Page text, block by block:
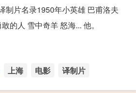
制片名录1950年小英雄 巴甫洛夫
的人 雪中奇羊 怒海... 他。
上海 电影 译制片